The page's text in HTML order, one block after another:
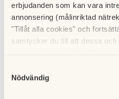
erbjudanden som kan vara
annonsering (målinriktad
"Tillåt alla cookies" och
samtycker du till att dessa
cookies och välja att endast
Nödvändig